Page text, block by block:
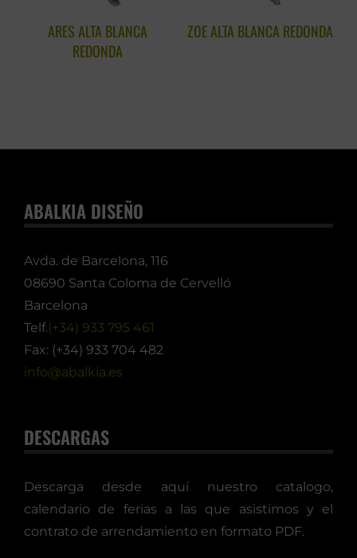
ARES ALTA BLANCA
REDONDA
ZOE ALTA BLANCA REDONDA
ABALKIA DISEÑO
Avda. de Barcelona, 116
08690 Santa Coloma de Cervelló
Barcelona
Telf.(+34) 933 795 461
Fax: (+34) 933 704 482
info@abalkia.es
DESCARGAS
Descarga desde aquí nuestro catalogo,
calendario de ferias a las que asistimos y el
contrato de arrendamiento en formato PDF.